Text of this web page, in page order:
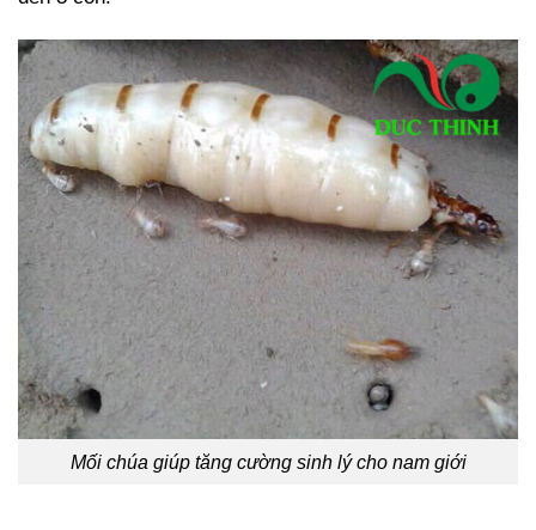
Mối chúa giúp tăng cường sinh lý cho nam giới